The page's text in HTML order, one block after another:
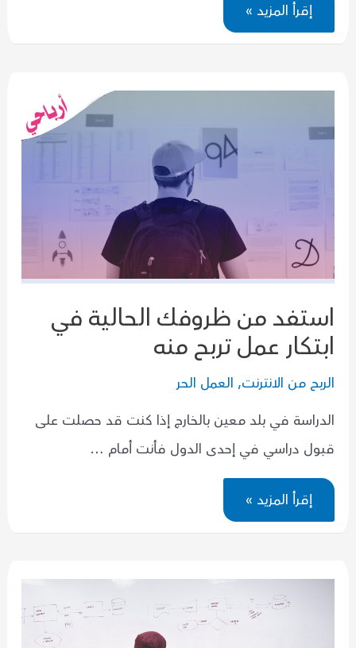
تسوق
لخدماتك
بإحترافية
إقرأ المزيد »
استفد من ظروفك الحالية في
ابتكار عمل تربح منه
الربح من الانترنت, العمل الحر
الدراسة في بلد معين بالخارج إذا كنت قد حصلت على
قبول دراسي في إحدى الدول فأنت أمام …
استفد
من
ظروفك
الحالية
تربح
إقرأ المزيد »